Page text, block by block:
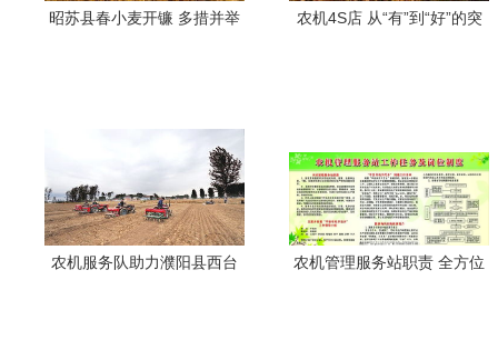
昭苏县春小麦开镰 多措并举
农机4S店 从“有”到“好”的突
农机服务队助力濮阳县西台
农机管理服务站职责 全方位